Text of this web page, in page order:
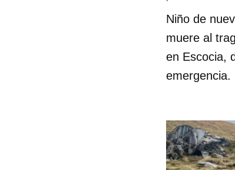
Niño de
muere al
en Escocia,